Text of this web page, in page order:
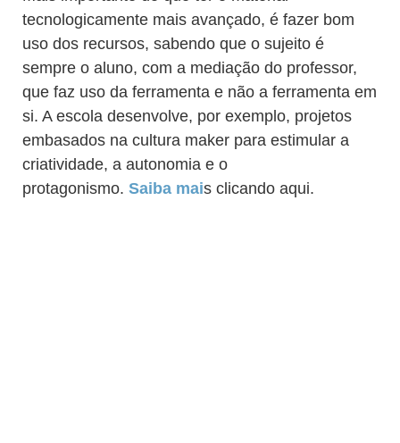
tecnologicamente mais avançado, é fazer bom
uso dos recursos, sabendo que o sujeito é
sempre o aluno, com a mediação do professor,
que faz uso da ferramenta e não a ferramenta em
si. A escola desenvolve, por exemplo, projetos
embasados na cultura maker para estimular a
criatividade, a autonomia e o
protagonismo. Saiba mais clicando aqui.